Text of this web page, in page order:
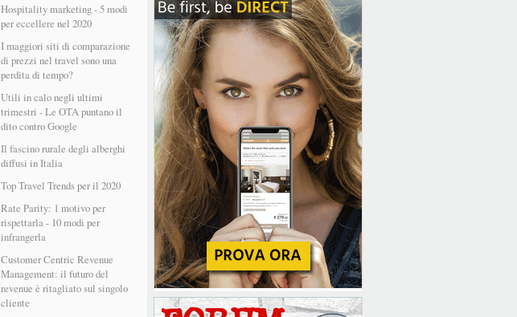
Hospitality marketing - 5 modi
per eccellere nel 2020
I maggiori siti di comparazione
di prezzi nel travel sono una
perdita di tempo?
Utili in calo negli ultimi
trimestri - Le OTA puntano il
dito contro Google
Il fascino rurale degli alberghi
diffusi in Italia
Top Travel Trends per il 2020
Rate Parity: 1 motivo per
rispettarla - 10 modi per
infrangerla
Customer Centric Revenue
Management: il futuro del
revenue è ritagliato sul singolo
cliente